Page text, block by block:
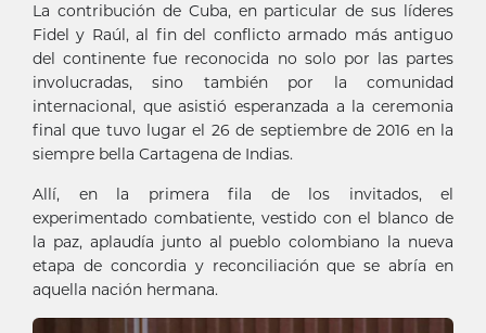
La contribución de Cuba, en particular de sus líderes
Fidel y Raúl, al fin del conflicto armado más antiguo
del continente fue reconocida no solo por las partes
involucradas, sino también por la comunidad
internacional, que asistió esperanzada a la ceremonia
final que tuvo lugar el 26 de septiembre de 2016 en la
siempre bella Cartagena de Indias.
Allí, en la primera fila de los invitados, el
experimentado combatiente, vestido con el blanco de
la paz, aplaudía junto al pueblo colombiano la nueva
etapa de concordia y reconciliación que se abría en
aquella nación hermana.